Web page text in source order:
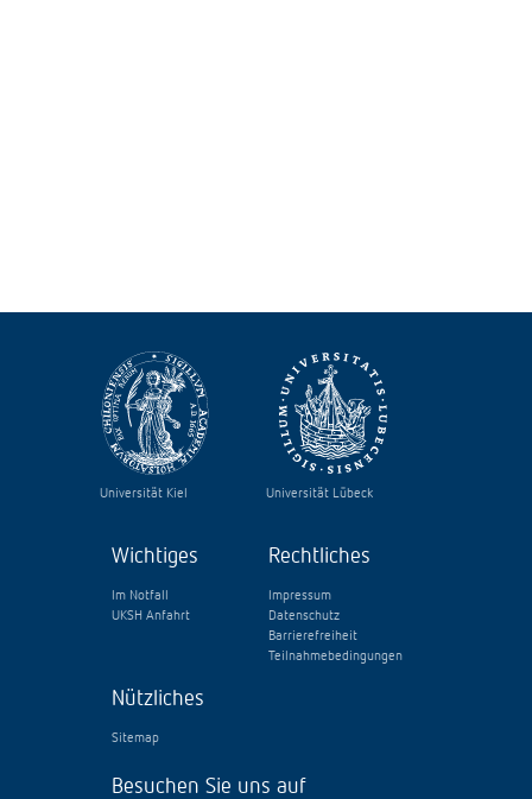
Universität Kiel Universität Lübeck
Wichtiges
Im Notfall
UKSH Anfahrt
Rechtliches
Impressum
Datenschutz
Barrierefreiheit
Teilnahmebedingungen
Nützliches
Sitemap
Besuchen Sie uns auf